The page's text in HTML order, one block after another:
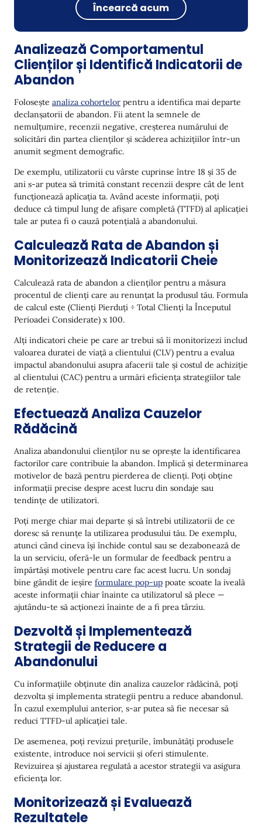
Încearcă acum
Analizează Comportamentul
Clienților și Identifică Indicatorii de
Abandon
Folosește analiza cohortelor pentru a identifica mai departe
declanșatorii de abandon. Fii atent la semnele de
nemulțumire, recenzii negative, creșterea numărului de
solicitări din partea clienților și scăderea achizițiilor într-un
anumit segment demografic.
De exemplu, utilizatorii cu vârste cuprinse între 18 și 35 de
ani s-ar putea să trimită constant recenzii despre cât de lent
funcționează aplicația ta. Având aceste informații, poți
deduce că timpul lung de afișare completă (TTFD) al aplicației
tale ar putea fi o cauză potențială a abandonului.
Calculează Rata de Abandon și
Monitorizează Indicatorii Cheie
Calculează rata de abandon a clienților pentru a măsura
procentul de clienți care au renunțat la produsul tău. Formula
de calcul este (Clienți Pierduți ÷ Total Clienți la Începutul
Perioadei Considerate) x 100.
Alți indicatori cheie pe care ar trebui să îi monitorizezi includ
valoarea duratei de viață a clientului (CLV) pentru a evalua
impactul abandonului asupra afacerii tale și costul de achiziție
al clientului (CAC) pentru a urmări eficiența strategiilor tale
de retenție.
Efectuează Analiza Cauzelor
Rădăcină
Analiza abandonului clienților nu se oprește la identificarea
factorilor care contribuie la abandon. Implică și determinarea
motivelor de bază pentru pierderea de clienți. Poți obține
informații precise despre acest lucru din sondaje sau
tendințe de utilizatori.
Poți merge chiar mai departe și să întrebi utilizatorii de ce
doresc să renunțe la utilizarea produsului tău. De exemplu,
atunci când cineva își închide contul sau se dezabonează de
la un serviciu, oferă-le un formular de feedback pentru a
împărtăși motivele pentru care fac acest lucru. Un sondaj
bine gândit de ieșire formulare pop-up poate scoate la iveală
aceste informații chiar înainte ca utilizatorul să plece —
ajutându-te să acționezi înainte de a fi prea târziu.
Dezvoltă și Implementează
Strategii de Reducere a
Abandonului
Cu informațiile obținute din analiza cauzelor rădăcină, poți
dezvolta și implementa strategii pentru a reduce abandonul.
În cazul exemplului anterior, s-ar putea să fie necesar să
reduci TTFD-ul aplicației tale.
De asemenea, poți revizui prețurile, îmbunătăți produsele
existente, introduce noi servicii și oferi stimulente.
Revizuirea și ajustarea regulată a acestor strategii va asigura
eficiența lor.
Monitorizează și Evaluează
Rezultatele